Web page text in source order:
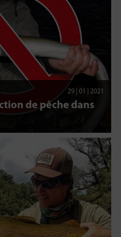
29 | 01 | 2021
de pêche dans